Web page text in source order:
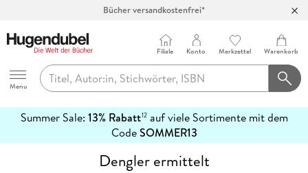
Bücher versandkostenfrei*
Abholung in über 100 Filialen
Hugendubel
Menu
Filiale Konto Merkzettel Warenkorb
Summer Sale: 13% Rabatt12auf viele Sortimente mit dem
CodeSOMMER13
erfahren
Dengler ermittelt